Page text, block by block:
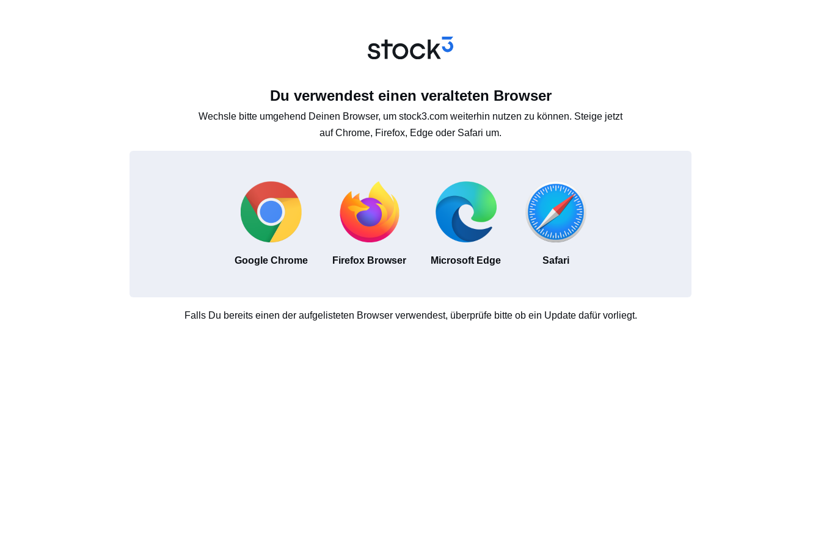
Du verwendest einen veralteten Browser
Wechsle bitte umgehend Deinen Browser, um stock3.com weiterhin nutzen zu können. Steige jetzt
auf Chrome, Firefox, Edge oder Safari um.
Google Chrome Firefox Browser Microsoft Edge Safari
Falls Du bereits einen der aufgelisteten Browser verwendest, überprüfe bitte ob ein Update dafür vorliegt.